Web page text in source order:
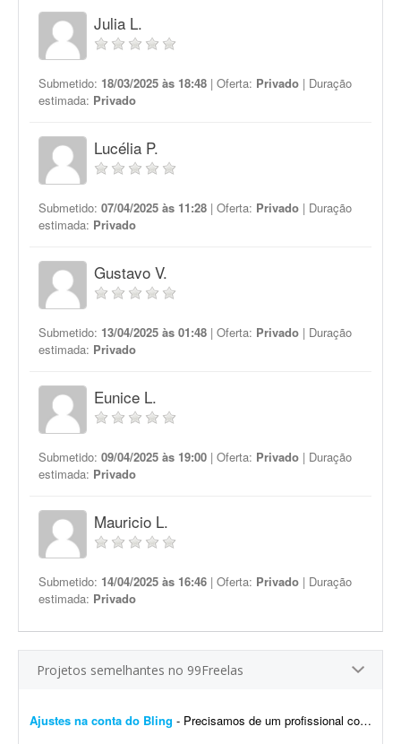
Julia L.
Submetido: 18/03/2025 às 18:48 | Oferta: Privado | Duração
estimada: Privado
Lucélia P.
Submetido: 07/04/2025 às 11:28 | Oferta: Privado | Duração
estimada: Privado
Gustavo V.
Submetido: 13/04/2025 às 01:48 | Oferta: Privado | Duração
estimada: Privado
Eunice L.
Submetido: 09/04/2025 às 19:00 | Oferta: Privado | Duração
estimada: Privado
Mauricio L.
Submetido: 14/04/2025 às 16:46 | Oferta: Privado | Duração
estimada: Privado
Projetos semelhantes no 99Freelas
Ajustes na conta do Bling - Precisamos de um profissional com experiência em e-commerce e em configurações no Bling. Atualmente temos a conta de um cliente integrada com loja própria, Mercado Livre,...